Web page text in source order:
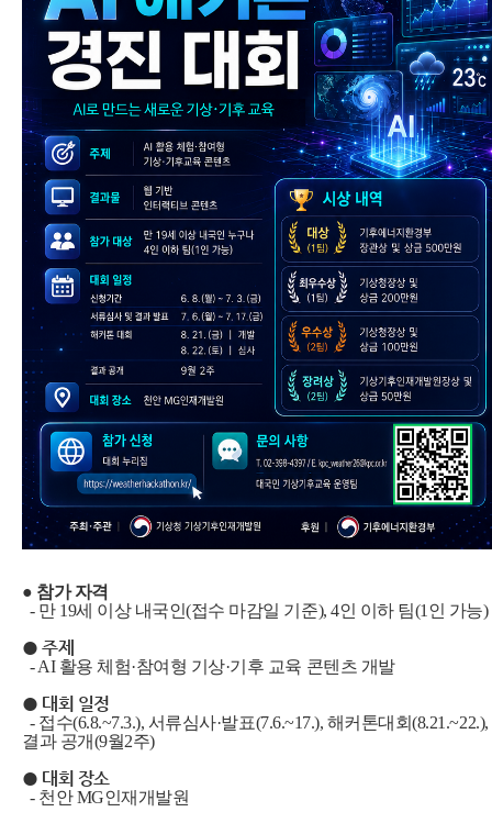
● 참가 자격
- 만 19세 이상 내국인(접수 마감일 기준), 4인 이하 팀(1인 가능)
● 주제
- AI 활용 체험·참여형 기상·기후 교육 콘텐츠 개발
● 대회 일정
- 접수(6.8.~7.3.), 서류심사·발표(7.6.~17.), 해커톤대회(8.21.~22.),
결과 공개(9월2주)
● 대회 장소
- 천안 MG인재개발원